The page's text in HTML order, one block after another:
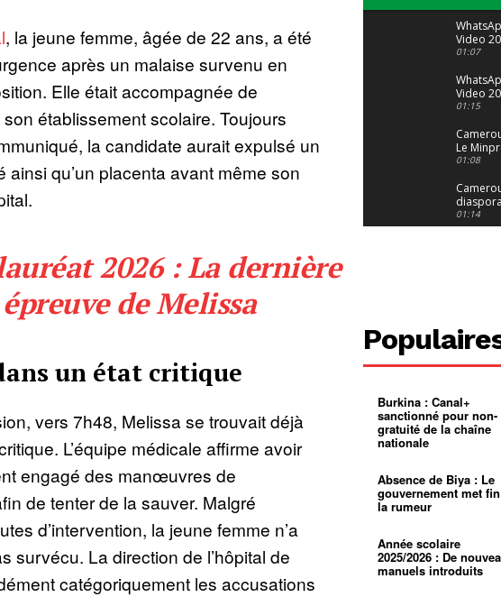
, la jeune femme, âgée de 22 ans, a été
après un malaise survenu en
Elle était accompagnée de
son établissement scolaire. Toujours
la candidate aurait expulsé un
qu’un placenta avant même son
2026 : La dernière
épreuve de Melissa
un état critique
vers 7h48, Melissa se trouvait déjà
L’équipe médicale affirme avoir
engagé des manœuvres de
de tenter de la sauver. Malgré
d’intervention, la jeune femme n’a
survécu. La direction de l’hôpital de
catégoriquement les accusations
Video
04 at 15
01:07
Video
29 at 12
01:15
Le
alerte
jeunes
01:08
diaspora
suivra-t-
l’appel
01:14
400 000
pasteur
L’État
d’or
Croyance
religieuse
Entre
mentale
01:12
à
mettra-t-
01:12
Mouelle :
dernier
voyage
Burkina : Canal+
sanctionné pour non-
gratuité de la chaîne
nationale
Absence de Biya : Le
gouvernement met
la rumeur
Année scolaire
2025/2026 : De
manuels introduits